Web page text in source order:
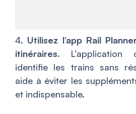
4. Utilisez l’app Rail
itinéraires. L’application
identifie les trains sans
aide à éviter les
et indispensable.